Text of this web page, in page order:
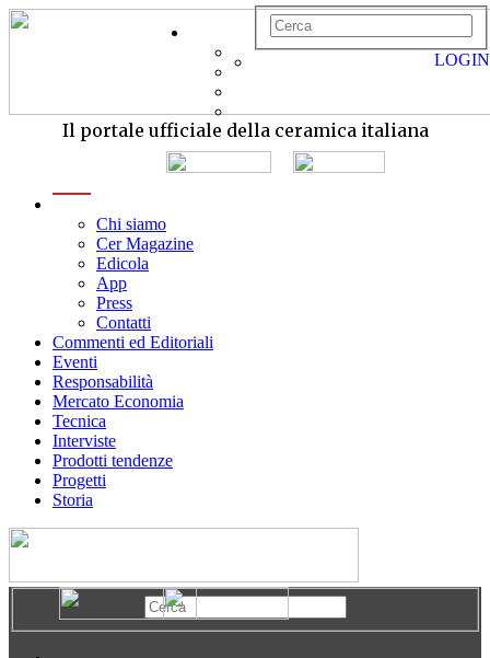
Il portale ufficiale della ceramica italiana
Chi siamo
Cer Magazine
Edicola
App
Press
Contatti
Commenti ed Editoriali
Eventi
Responsabilità
Mercato Economia
Tecnica
Interviste
Prodotti tendenze
Progetti
Storia
LOGIN